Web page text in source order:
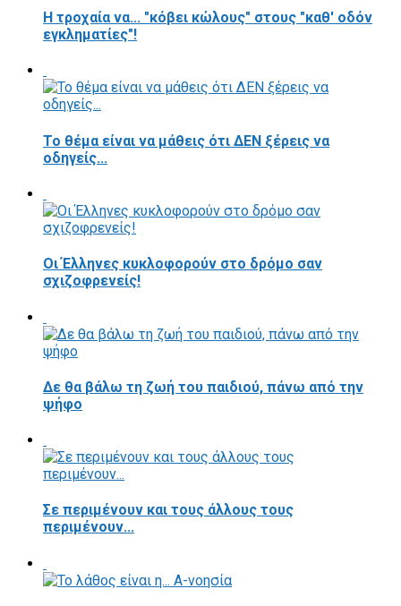
Η τροχαία να... "κόβει κώλους" στους "καθ' οδόν
εγκληματίες"!
Το θέμα είναι να μάθεις ότι ΔΕΝ ξέρεις να
οδηγείς...
Οι Έλληνες κυκλοφορούν στο δρόμο σαν
σχιζοφρενείς!
Δε θα βάλω τη ζωή του παιδιού, πάνω από την
ψήφο
Σε περιμένουν και τους άλλους τους
περιμένουν...